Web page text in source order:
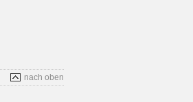
nach oben